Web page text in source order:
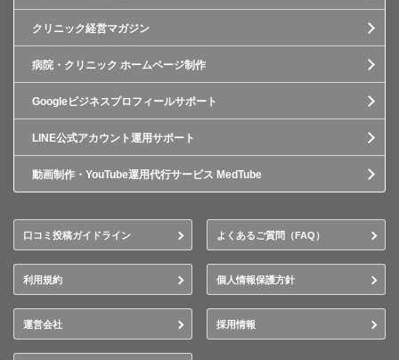
クリニック経営マガジン
病院・クリニック ホームページ制作
Googleビジネスプロフィールサポート
LINE公式アカウント運用サポート
動画制作・YouTube運用代行サービス MedTube
口コミ投稿ガイドライン よくあるご質問（FAQ）
利用規約 個人情報保護方針
運営会社 採用情報